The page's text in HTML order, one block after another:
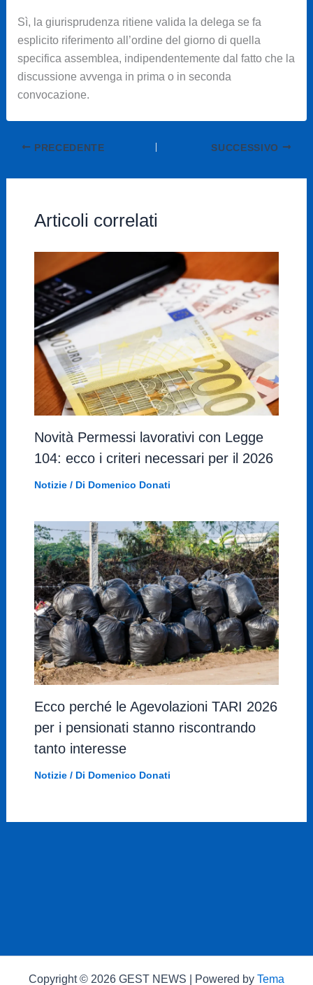
Sì, la giurisprudenza ritiene valida la delega se fa
esplicito riferimento all’ordine del giorno di quella
specifica assemblea, indipendentemente dal fatto che la
discussione avvenga in prima o in seconda
convocazione.
PRECEDENTE SUCCESSIVO
Articoli correlati
Novità Permessi lavorativi con Legge
104: ecco i criteri necessari per il 2026
Notizie/ Di Domenico Donati
Ecco perché le Agevolazioni TARI 2026
per i pensionati stanno riscontrando
tanto interesse
Notizie/ Di Domenico Donati
Copyright © 2026 GEST NEWS | Powered by Tema